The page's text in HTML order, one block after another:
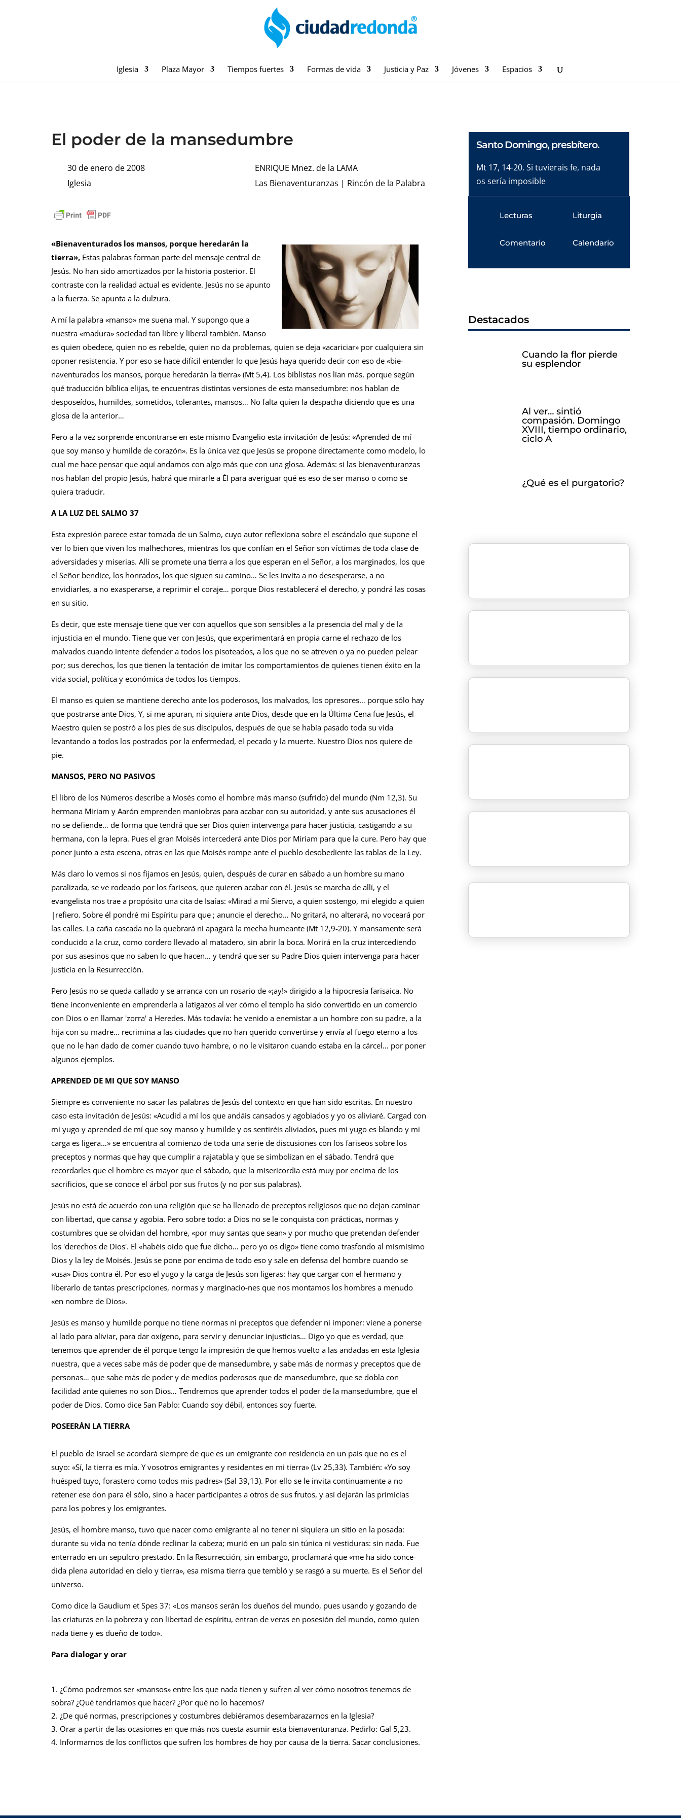
Iglesia Plaza Mayor Tiempos fuertes Formas de vida Justicia y Paz Jóvenes Espacios
El poder de la mansedumbre
30 de enero de 2008
Iglesia
ENRIQUE Mnez. de la LAMA
Las Bienaventuranzas | Rincón de la Palabra
«Bienaventurados los mansos, porque heredarán la
tierra»,Estas palabras forman parte del mensaje central de
Jesús. No han sido amortizados por la historia posterior. El
contraste con la realidad actual es evidente. Jesús no se apunto
a la fuerza. Se apunta a la dulzura.
A mí la palabra «manso» me suena mal. Y supongo que a
nuestra «madura» sociedad tan libre y li­beral también. Manso
es quien obedece, quien no es rebelde, quien no da problemas, quien se deja «acariciar» por cualquiera sin
oponer resis­tencia. Y por eso se hace difícil entender lo que Jesús haya querido decir con eso de «bie­
naventurados los mansos, porque heredarán la tierra» (Mt 5,4). Los biblistas nos lían más, porque según
qué traducción bíblica elijas, te encuentras distintas versiones de esta manse­dumbre: nos hablan de
desposeídos, humil­des, sometidos, tolerantes, mansos… No falta quien la despacha diciendo que es una
glosa de la anterior…
Pero a la vez sorprende encontrarse en es­te mismo Evangelio esta invitación de Jesús: «Aprended de mí
que soy manso y humilde de corazón». Es la única vez que Jesús se propo­ne directamente como modelo, lo
cual me hace pensar que aquí andamos con algo más que con una glosa. Además: si las bienaventu­ranzas
nos hablan del propio Jesús, habrá que mirarle a Él para averiguar qué es eso de ser manso o como se
quiera traducir.
A LA LUZ DEL SALMO 37
Esta expresión parece estar tomada de un Salmo, cuyo autor reflexiona sobre el escán­dalo que supone el
ver lo bien que viven los malhechores, mientras los que confían en el Señor son víctimas de toda clase de
adversida­des y miserias. Allí se promete una tierra a los que esperan en el Señor, a los marginados, los que
el Señor bendice, los honrados, los que si­guen su camino… Se les invita a no desespe­rarse, a no
envidiarles, a no exasperarse, a re­primir el coraje… porque Dios restablecerá el derecho, y pondrá las cosas
en su sitio.
Es decir, que este mensaje tiene que ver con aquellos que son sensibles a la presencia del mal y de la
injusticia en el mundo. Tiene que ver con Jesús, que experimentará en pro­pia carne el rechazo de los
malvados cuando intente defender a todos los pisoteados, a los que no se atreven o ya no pueden pelear
por; sus derechos, los que tienen la tentación de imitar los comportamientos de quienes tienen éxito en la
vida social, política y económica de todos los tiempos.
El manso es quien se mantiene derecho ante los poderosos, los malvados, los opreso­res… porque sólo hay
que postrarse ante Dios, Y, si me apuran, ni siquiera ante Dios, desde que en la Última Cena fue Jesús, el
Maestro quien se postró a los pies de sus discípulos, después de que se había pasado toda su vida
levantando a todos los postrados por la enfer­medad, el pecado y la muerte. Nuestro Dios nos quiere de
pie.
MANSOS, PERO NO PASIVOS
El libro de los Números describe a Mosés como el hombre más manso (sufrido) del mundo (Nm 12,3). Su
hermana Miriam y Aarón emprenden maniobras para acabar con su autoridad, y ante sus acusaciones él
no se defiende… de forma que tendrá que ser Dios quien intervenga para hacer justicia, casti­gando a su
hermana, con la lepra. Pues el gran Moisés intercederá ante Dios por Miriam para que la cure. Pero hay que
poner junto a esta escena, otras en las que Moisés rompe an­te el pueblo desobediente las tablas de la Ley.
Más claro lo vemos si nos fijamos en Je­sús, quien, después de curar en sábado a un hombre su mano
paralizada, se ve rodeado por los fariseos, que quieren acabar con él. Je­sús se marcha de allí, y el
evangelista nos trae a propósito una cita de Isaías: «Mirad a mí Siervo, a quien sostengo, mi elegido a quien
|refiero. Sobre él pondré mi Espíritu para que ; anuncie el derecho… No gritará, no alterará, no voceará por
las calles. La caña cascada no la quebrará ni apagará la mecha humeante (Mt 12,9-20). Y mansamente será
conducido a la cruz, como cordero llevado al matadero, sin abrir la boca. Morirá en la cruz intercediendo
por sus asesinos que no saben lo que hacen… y tendrá que ser su Padre Dios quien intervenga para hacer
justicia en la Resurrección.
Pero Jesús no se queda callado y se arran­ca con un rosario de «¡ay!» dirigido a la hipo­cresía farisaica. No
tiene inconveniente en em­prenderla a latigazos al ver cómo el templo ha sido convertido en un comercio
con Dios o en llamar 'zorra' a Heredes. Más todavía: he veni­do a enemistar a un hombre con su padre, a la
hija con su madre… recrimina a las ciudades que no han querido convertirse y envía al fue­go eterno a los
que no le han dado de comer cuando tuvo hambre, o no le visitaron cuando estaba en la cárcel… por poner
algunos ejem­plos.
APRENDED DE MI QUE SOY MANSO
Siempre es conveniente no sacar las pala­bras de Jesús del contexto en que han sido es­critas. En nuestro
caso esta invitación de Jesús: «Acudid a mí los que andáis cansados y ago­biados y yo os aliviaré. Cargad con
mi yugo y aprended de mí que soy manso y humilde y os sentiréis aliviados, pues mi yugo es blando y mi
carga es ligera…» se encuentra al comien­zo de toda una serie de discusiones con los fa­riseos sobre los
preceptos y normas que hay que cumplir a rajatabla y que se simbolizan en el sábado. Tendrá que
recordarles que el hombre es mayor que el sábado, que la miseri­cordia está muy por encima de los
sacrificios, que se conoce el árbol por sus frutos (y no por sus palabras).
Jesús no está de acuerdo con una religión que se ha llenado de preceptos religiosos que no dejan caminar
con libertad, que cansa y agobia. Pero sobre todo: a Dios no se le con­quista con prácticas, normas y
costumbres que se olvidan del hombre, «por muy santas que sean» y por mucho que pretendan defender
los 'derechos de Dios'. El «habéis oído que fue di­cho… pero yo os digo» tiene como trasfondo al mismísimo
Dios y la ley de Moisés. Jesús se po­ne por encima de todo eso y sale en defensa del hombre cuando se
«usa» Dios contra él. Por eso el yugo y la carga de Jesús son ligeras: hay que cargar con el hermano y
liberarlo de tantas prescripciones, normas y marginacio-nes que nos montamos los hombres a menudo
«en nombre de Dios».
Jesús es manso y humilde porque no tiene normas ni preceptos que defender ni imponer: viene a ponerse
al lado para aliviar, para dar oxígeno, para servir y denunciar injusticias… Digo yo que es verdad, que
tenemos que aprender de él porque tengo la impresión de que hemos vuelto a las andadas en esta Iglesia
nuestra, que a veces sabe más de poder que de mansedumbre, y sabe más de normas y pre­ceptos que de
personas… que sabe más de poder y de medios poderosos que de mansedum­bre, que se dobla con
facilidad ante quienes no son Dios… Tendremos que aprender todos el poder de la mansedumbre, que el
poder de Dios. Como dice San Pablo: Cuando soy débil, entonces soy fuerte.
POSEERÁN LA TIERRA
El pueblo de Israel se acordará siempre de que es un emigrante con residencia en un país que no es el
suyo: «Sí, la tierra es mía. Y voso­tros emigrantes y residentes en mi tierra» (Lv 25,33). También: «Yo soy
huésped tuyo, foras­tero como todos mis padres» (Sal 39,13). Por ello se le invita continuamente a no
retener ese don para él sólo, sino a hacer participantes a otros de sus frutos, y así dejarán las primi­cias
para los pobres y los emigrantes.
Jesús, el hombre manso, tuvo que nacer como emigrante al no tener ni siquiera un si­tio en la posada:
durante su vida no tenía dón­de reclinar la cabeza; murió en un palo sin tú­nica ni vestiduras: sin nada. Fue
enterrado en un sepulcro prestado. En la Resurrección, sin embargo, proclamará que «me ha sido conce­
dida plena autoridad en cielo y tierra», esa misma tierra que tembló y se rasgó a su muer­te. Es el Señor del
universo.
Como dice la Gaudium et Spes 37: «Los mansos serán los dueños del mundo, pues usando y gozando de
las criaturas en la pobre­za y con libertad de espíritu, entran de veras en posesión del mundo, como quien
nada tie­ne y es dueño de todo».
Para dialogar y orar
¿Cómo podremos ser «mansos» entre los que nada tienen y sufren al ver cómo nosotros tenemos de
sobra? ¿Qué tendríamos que hacer? ¿Por qué no lo hacemos?
¿De qué normas, prescripciones y costum­bres debiéramos desembarazarnos en la Iglesia?
Orar a partir de las ocasiones en que más nos cuesta asumir esta bienaventuran­za. Pedirlo: Gal 5,23.
Informarnos de los conflictos que sufren los hombres de hoy por causa de la tierra. Sacar conclusiones.
Santo Domingo, presbítero.
Mt 17, 14-20. Si tuvierais fe, nada
os sería imposible
Lecturas
Comentario
Liturgia
Calendario
Destacados
Cuando la flor pierde
su esplendor
Al ver… sintió
compasión. Domingo
XVIII, tiempo ordinario,
ciclo A
¿Qué es el purgatorio?